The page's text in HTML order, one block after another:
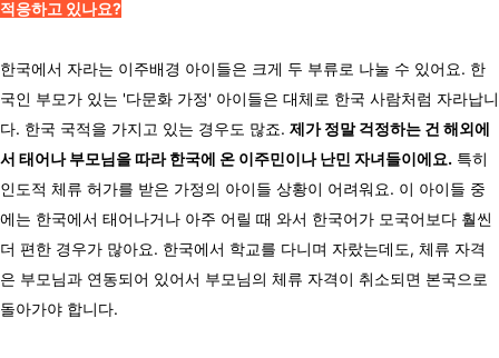
적응하고 있나요?
한국에서 자라는 이주배경 아이들은 크게 두 부류로 나눌 수 있어요. 한
국인 부모가 있는 '다문화 가정' 아이들은 대체로 한국 사람처럼 자라납니
다. 한국 국적을 가지고 있는 경우도 많죠. 제가 정말 걱정하는 건 해외에
서 태어나 부모님을 따라 한국에 온 이주민이나 난민 자녀들이에요. 특히
인도적 체류 허가를 받은 가정의 아이들 상황이 어려워요. 이 아이들 중
에는 한국에서 태어나거나 아주 어릴 때 와서 한국어가 모국어보다 훨씬
더 편한 경우가 많아요. 한국에서 학교를 다니며 자랐는데도, 체류 자격
은 부모님과 연동되어 있어서 부모님의 체류 자격이 취소되면 본국으로
돌아가야 합니다.